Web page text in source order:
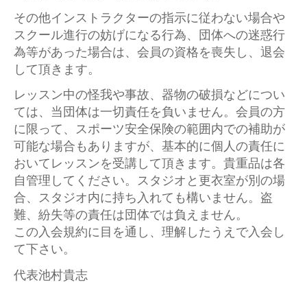
その他インストラクターの指示に従わない場合や
スクール進行の妨げになる行為、団体への迷惑行
為等があった場合は、会員の資格を喪失し、退会
して頂きます。
レッスン中の怪我や事故、器物の破損などについ
ては、当団体は一切責任を負いません。会員の方
に限って、スポーツ安全保険の範囲内での補助が
可能な場合もありますが、基本的に個人の責任に
おいてレッスンを受講して頂きます。貴重品は各
自管理してください。スタジオと更衣室が別の場
合、スタジオ内に持ち入れても構いません。盗
難、紛失等の責任は団体では負えません。
この入会規約に目を通し、理解したうえで入会し
て下さい。
代表池村貴志